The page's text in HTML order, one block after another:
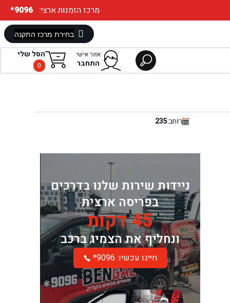
*9096 :מרכז הזמנות ארצי
הסל שלי
0
אזור אישי
התחבר
רוחב:235
ניידות שירות שלנו בדרכים
בפריסה ארצית
45 דקות
ונחליף את הצמיג ברכב
*חייגו עכשיו: 9096